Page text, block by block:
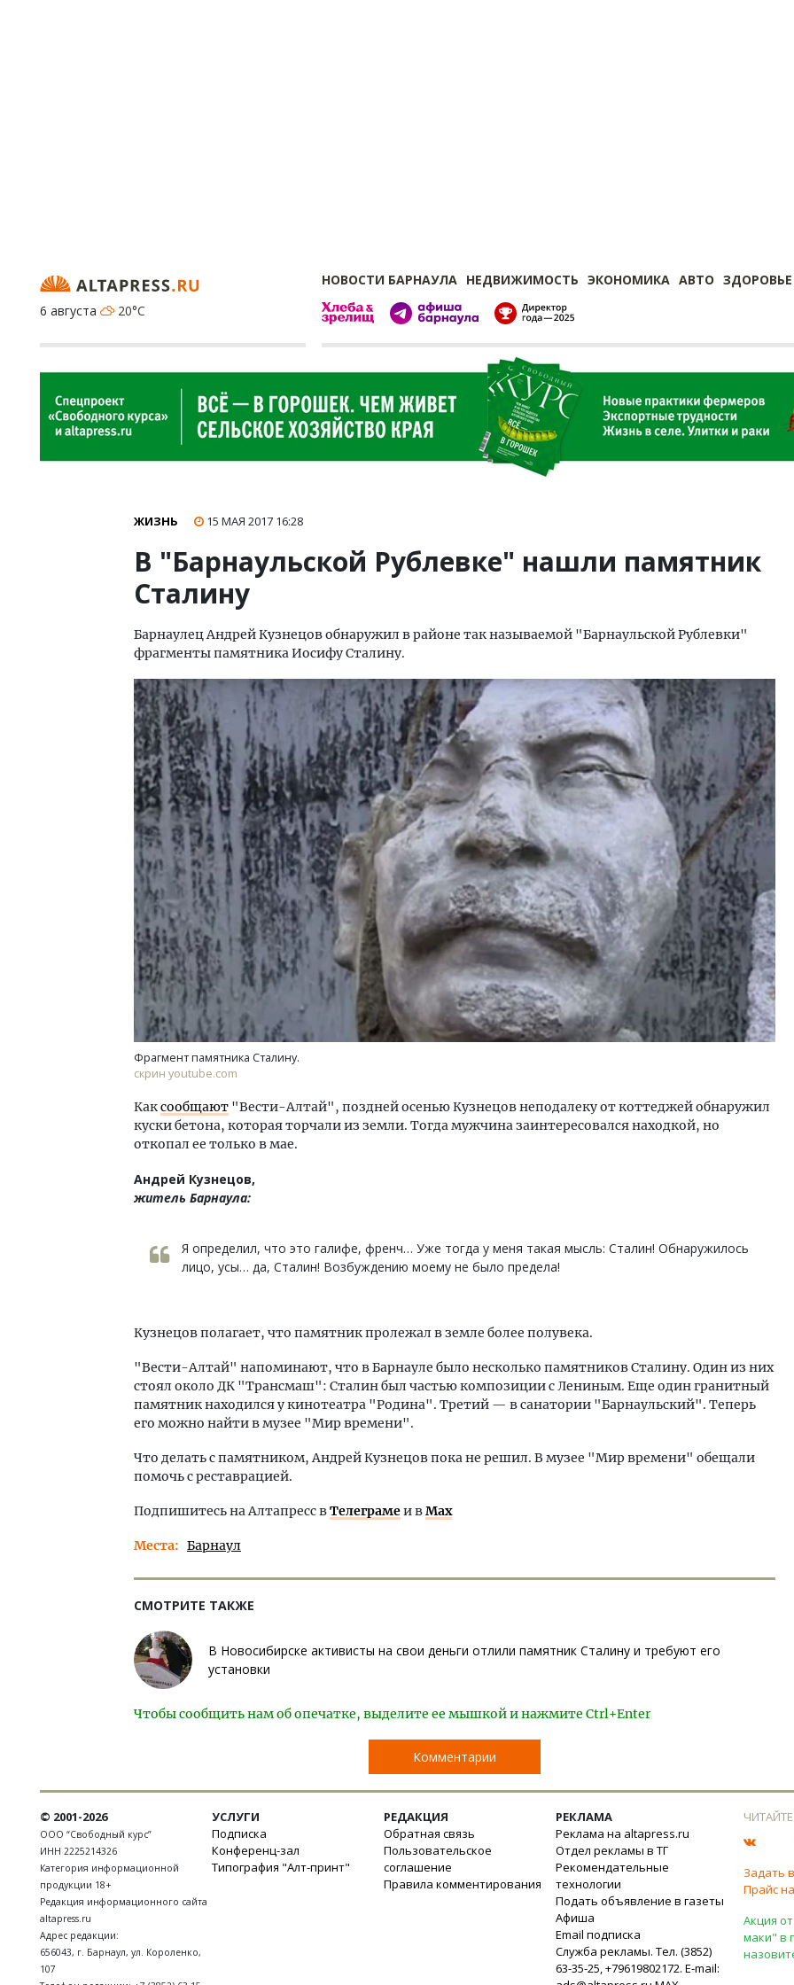
НОВОСТИ БАРНАУЛА НЕДВИЖИМОСТЬ ЭКОНОМИКА АВТО ЗДОРОВЬЕ
6 августа
20°C
ЖИЗНЬ 15 МАЯ 2017 16:28
В "Барнаульской Рублевке" нашли памятник
Сталину
Барнаулец Андрей Кузнецов обнаружил в районе так называемой "Барнаульской Рублевки"
фрагменты памятника Иосифу Сталину.
Фрагмент памятника Сталину.
скрин youtube.com
Каксообщают "Вести-Алтай", поздней осенью Кузнецов неподалеку от коттеджей обнаружил
куски бетона, которая торчали из земли. Тогда мужчина заинтересовался находкой, но
откопал ее только в мае.
Андрей Кузнецов,
житель Барнаула:
Я определил, что это галифе, френч… Уже тогда у меня такая мысль: Сталин! Обнаружилось
лицо, усы… да, Сталин! Возбуждению моему не было предела!
Кузнецов полагает, что памятник пролежал в земле более полувека.
"Вести-Алтай" напоминают, что в Барнауле было несколько памятников Сталину. Один из них
стоял около ДК "Трансмаш": Сталин был частью композиции с Лениным. Еще один гранитный
памятник находился у кинотеатра "Родина". Третий — в санатории "Барнаульский". Теперь
его можно найти в музее "Мир времени".
Что делать с памятником, Андрей Кузнецов пока не решил. В музее "Мир времени" обещали
помочь с реставрацией.
Подпишитесь на Алтапресс вТелеграмеи вMax
Места Барнаул
СМОТРИТЕ ТАКЖЕ
В Новосибирске активисты на свои деньги отлили памятник Сталину и требуют его
установки
Чтобы сообщить нам об опечатке, выделите ее мышкой и нажмите Ctrl+Enter
Комментарии
Двухуровневые номера и вид на горы.
Каким будет новый бутик-отель
«Белкур» в Белокурихе
ДОМА И КВАРТИРЫ
Смелость архитектурных
Генеральный директор
ЗИАС — об эстетике
трендах в фасадах и
СТРОИТЕЛЬСТВО
© 2001-2026
ООО “Свободный курс”
ИНН 2225214326
Категория информационной
продукции 18+
Редакция информационного сайта
altapress.ru
Адрес редакции:
656043, г. Барнаул, ул. Короленко,
107
УСЛУГИ
Подписка
Конференц-зал
Типография "Алт-принт"
РЕДАКЦИЯ
Обратная связь
Пользовательское
соглашение
Правила комментирования
РЕКЛАМА
Реклама на altapress.ru
Отдел рекламы в ТГ
Рекомендательные
технологии
Подать объявление в газеты
Афиша
Email подписка
Служба рекламы. Тел. (3852)
63-35-25, +79619802172. E-mail:
Задать
Прайс
Акция
маки" в